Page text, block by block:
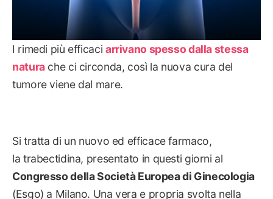
I rimedi più efficaci arrivano spesso dalla stessa
naturache ci circonda, così la nuova cura del
tumore viene dal mare.
Si tratta di un nuovo ed efficace farmaco,
la trabectidina, presentato in questi giorni al
Congresso della Società Europea di Ginecologia
(Esgo) a Milano. Una vera e propria svolta nella